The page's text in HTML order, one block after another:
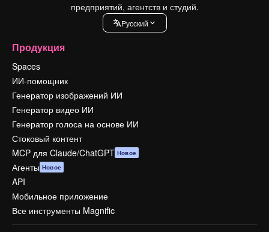
предприятий, агентств и студий.
Pусский
Продукция
Spaces
ИИ-помощник
Генератор изображений ИИ
Генератор видео ИИ
Генератор голоса на основе ИИ
Стоковый контент
MCP для Claude/ChatGPT Новое
Агенты Новое
API
Мобильное приложение
Все инструменты Magnific